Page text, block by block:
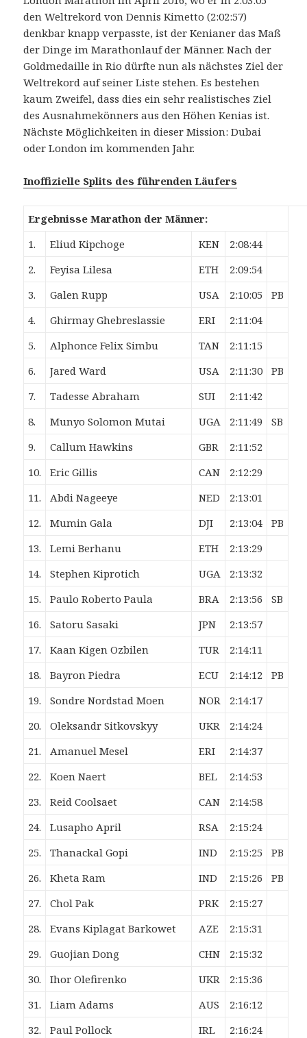
den Weltrekord von Dennis Kimetto (2:02:57)
denkbar knapp verpasste, ist der Kenianer das Maß
der Dinge im Marathonlauf der Männer. Nach der
Goldmedaille in Rio dürfte nun als nächstes Ziel der
Weltrekord auf seiner Liste stehen. Es bestehen
kaum Zweifel, dass dies ein sehr realistisches Ziel
des Ausnahmekönners aus den Höhen Kenias ist.
Nächste Möglichkeiten in dieser Mission: Dubai
oder London im kommenden Jahr.
Inoffizielle Splits des führenden Läufers
Ergebnisse Marathon der Männer:
1.
EliudKipchoge KEN
2:08:44
2.
FeyisaLilesa ETH
2:09:54
3.
GalenRupp USA 2:10:05
PB
4.
GhirmayGhebreslassie ERI
2:11:04
5.
Alphonce FelixSimbu TAN
2:11:15
6.
JaredWard USA 2:11:30
PB
7.
TadesseAbraham SUI
2:11:42
8.
Munyo SolomonMutai UGA 2:11:49
SB
9.
CallumHawkins GBR
2:11:52
10.
EricGillis CAN
2:12:29
11.
AbdiNageeye NED
2:13:01
12.
MuminGala DJI 2:13:04
PB
13.
LemiBerhanu ETH
2:13:29
14.
StephenKiprotich UGA
2:13:32
15.
Paulo RobertoPaula BRA 2:13:56
SB
16.
SatoruSasaki JPN
2:13:57
17.
Kaan KigenOzbilen TUR
2:14:11
18.
BayronPiedra ECU 2:14:12
PB
19.
Sondre NordstadMoen NOR
2:14:17
20.
OleksandrSitkovskyy UKR
2:14:24
21.
AmanuelMesel ERI
2:14:37
22.
KoenNaert BEL
2:14:53
23.
ReidCoolsaet CAN
2:14:58
24.
LusaphoApril RSA
2:15:24
25.
ThanackalGopi IND 2:15:25
PB
26.
KhetaRam IND 2:15:26
PB
27.
CholPak PRK
2:15:27
28.
Evans KiplagatBarkowet AZE
2:15:31
29.
GuojianDong CHN
2:15:32
30.
IhorOlefirenko UKR
2:15:36
31.
LiamAdams AUS
2:16:12
32.
PaulPollock IRL
2:16:24